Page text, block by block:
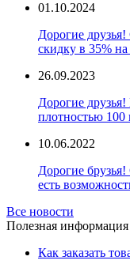
01.10.2024
Дорогие друзья!
скидку в 35%
26.09.2023
Дорогие друзья!
плотностью
10.06.2022
Дорогие
есть
Все новости
Полезная информация
Как заказать